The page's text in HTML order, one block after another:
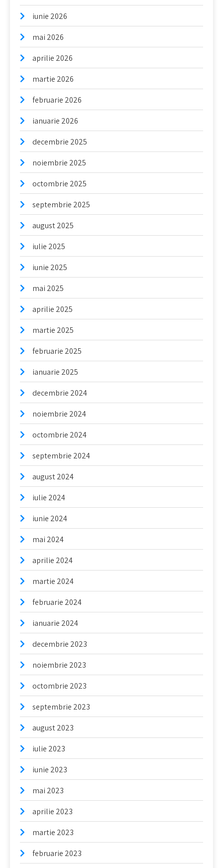
iunie 2026
mai 2026
aprilie 2026
martie 2026
februarie 2026
ianuarie 2026
decembrie 2025
noiembrie 2025
octombrie 2025
septembrie 2025
august 2025
iulie 2025
iunie 2025
mai 2025
aprilie 2025
martie 2025
februarie 2025
ianuarie 2025
decembrie 2024
noiembrie 2024
octombrie 2024
septembrie 2024
august 2024
iulie 2024
iunie 2024
mai 2024
aprilie 2024
martie 2024
februarie 2024
ianuarie 2024
decembrie 2023
noiembrie 2023
octombrie 2023
septembrie 2023
august 2023
iulie 2023
iunie 2023
mai 2023
aprilie 2023
martie 2023
februarie 2023